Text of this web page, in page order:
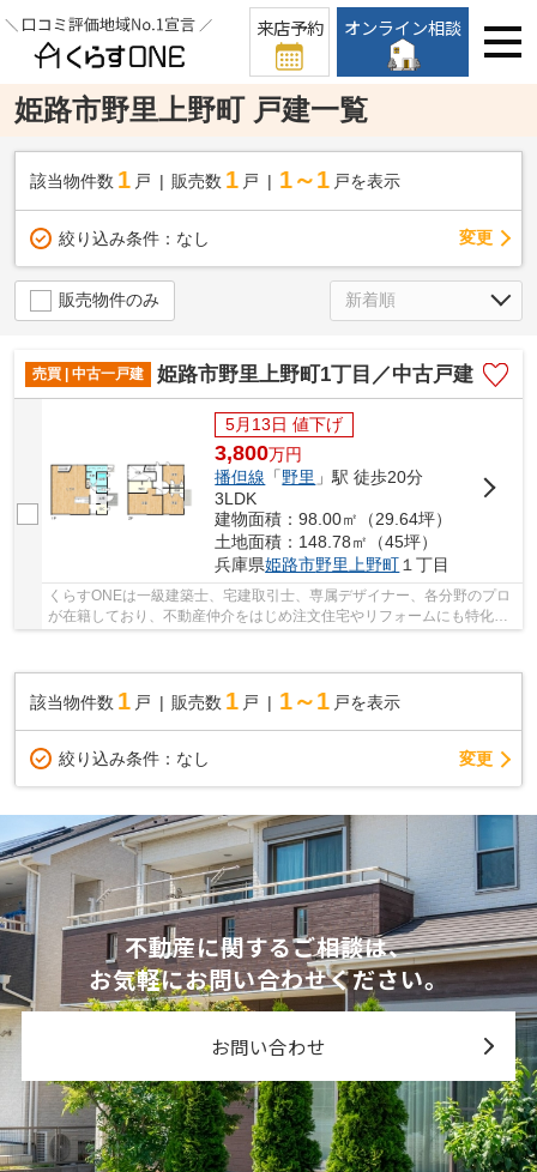
来店予約 オンライン相談
姫路市野里上野町 戸建一覧
該当物件数 1 戸 販売数 1 戸 1～1 戸を表示
絞り込み条件： なし 変更
販売物件のみ
売買 | 中古一戸建 姫路市野里上野町1丁目／中古戸建
5月13日 値下げ
3,800万円
播但線 「野里 」駅 徒歩20分
3LDK
建物面積：98.00㎡（29.64坪）
土地面積：148.78㎡（45坪）
兵庫県姫路市野里上野町 １丁目
くらすONEは一級建築士、宅建取引士、専属デザイナー、各分野のプロ
が在籍しており、不動産仲介をはじめ注文住宅やリフォームにも特化し
ているお店です♪姫路市・たつの市周辺の住まい...
該当物件数 1 戸 販売数 1 戸 1～1 戸を表示
絞り込み条件： なし 変更
不動産に関するご相談は、
お気軽にお問い合わせください。
お問い合わせ